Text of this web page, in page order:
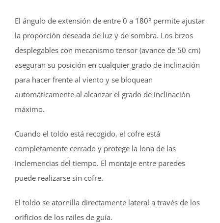
El ángulo de extensión de entre 0 a 180° permite ajustar
la proporción deseada de luz y de sombra. Los brzos
desplegables con mecanismo tensor (avance de 50 cm)
aseguran su posición en cualquier grado de inclinación
para hacer frente al viento y se bloquean
automáticamente al alcanzar el grado de inclinación
máximo.
Cuando el toldo está recogido, el cofre está
completamente cerrado y protege la lona de las
inclemencias del tiempo. El montaje entre paredes
puede realizarse sin cofre.
El toldo se atornilla directamente lateral a través de los
orificios de los railes de guía.